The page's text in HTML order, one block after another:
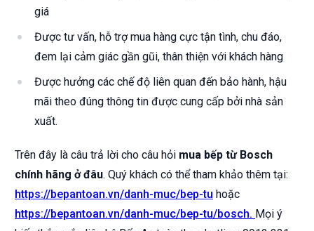
giá
Được tư vấn, hỗ trợ mua hàng cực tận tình, chu đáo,
đem lại cảm giác gần gũi, thân thiện với khách hàng
Được hưởng các chế độ liên quan đến bảo hành, hậu
mãi theo đúng thông tin được cung cấp bởi nhà sản
xuất.
Trên đây là câu trả lời cho câu hỏi mua bếp từ Bosch
chính hãng ở đâu. Quý khách có thể tham khảo thêm tại:
https://bepantoan.vn/danh-muc/bep-tu hoặc
https://bepantoan.vn/danh-muc/bep-tu/bosch. Mọi ý